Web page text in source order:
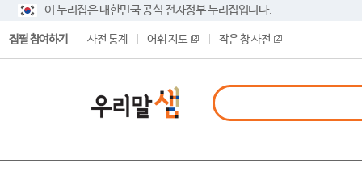
이 누리집은 대한민국 공식 전자정부 누리집입니다.
집필 참여하기 사전 통계 어휘 지도 작은 창 사전